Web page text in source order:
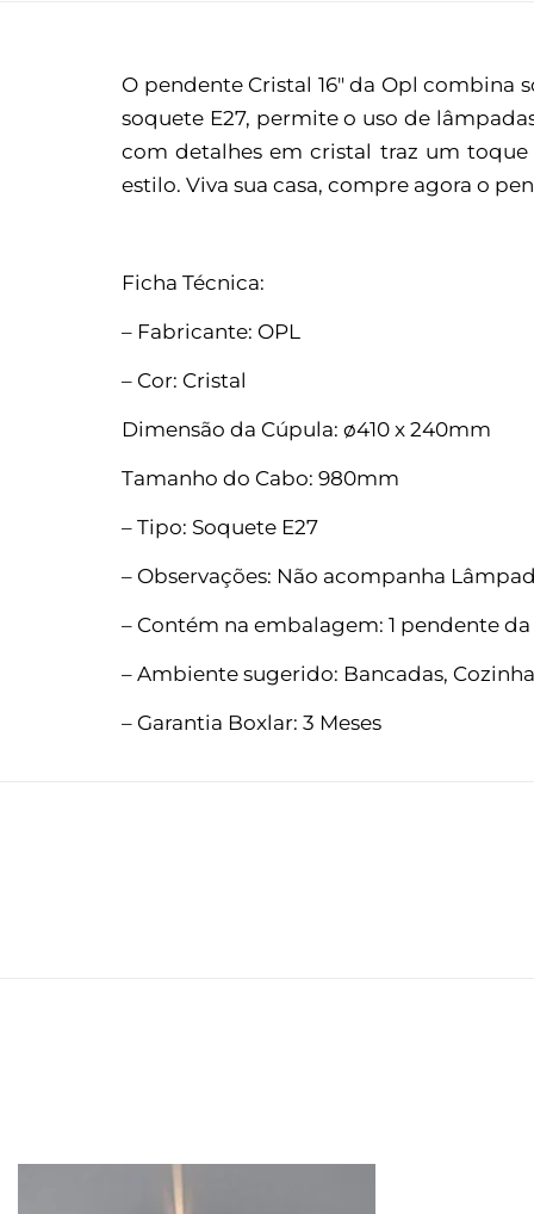
O pendente Cristal 16″ da Opl
soquete E27, permite o uso de
com detalhes em cristal traz um
estilo. Viva sua casa, compre agora o
Ficha Técnica:
– Fabricante: OPL
– Cor: Cristal
Dimensão da Cúpula: ø410 x 240mm
Tamanho do Cabo: 980mm
– Tipo: Soquete E27
– Observações: Não acompanha
– Contém na embalagem: 1 pendente da
– Ambiente sugerido: Bancadas,
– Garantia Boxlar: 3 Meses